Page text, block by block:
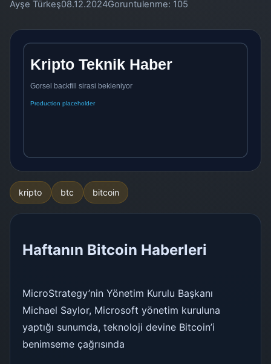
Ayşe Türkeş08.12.2024Goruntulenme: 105
kripto btc bitcoin
Haftanın Bitcoin Haberleri
MicroStrategy’nin Yönetim Kurulu Başkanı
Michael Saylor, Microsoft yönetim kuruluna
yaptığı sunumda, teknoloji devine Bitcoin’i
benimseme çağrısında